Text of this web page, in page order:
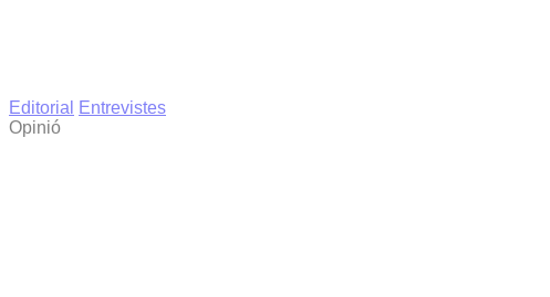
Editorial
Entrevistes
Opinió